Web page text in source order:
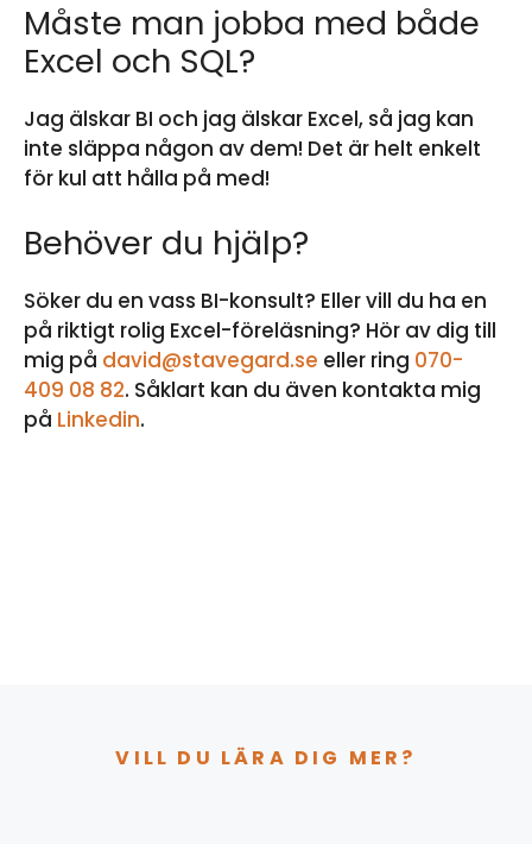
Måste man jobba med både
Excel och SQL?
Jag älskar BI och jag älskar Excel, så jag kan
inte släppa någon av dem! Det är helt enkelt
för kul att hålla på med!
Behöver du hjälp?
Söker du en vass BI-konsult? Eller vill du ha en
på riktigt rolig Excel-föreläsning? Hör av dig till
mig på david@stavegard.se eller ring 070-
409 08 82. Såklart kan du även kontakta mig
på Linkedin.
VILL DU LÄRA DIG MER?